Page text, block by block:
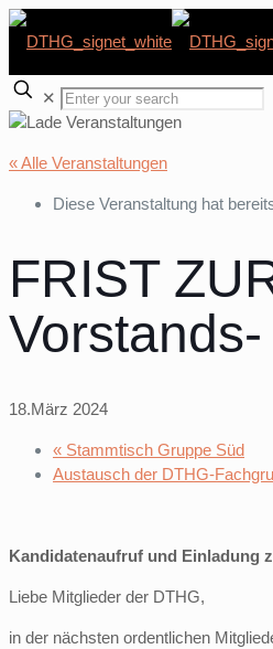
✕
« Alle Veranstaltungen
Diese Veranstaltung hat
FRIST
18.März 2024
« Stammtisch Gruppe Süd
Austausch der DTHG-
Kandidatenaufruf und Einladung
Liebe Mitglieder der DTHG,
in der nächsten ordentlichen